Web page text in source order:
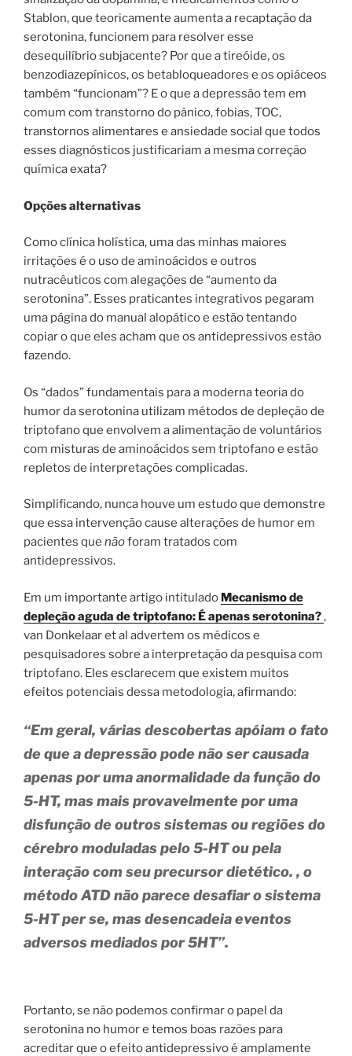
Stablon, que teoricamente aumenta a recaptação da
serotonina, funcionem para resolver esse
desequilíbrio subjacente? Por que a tireóide, os
benzodiazepínicos, os betabloqueadores e os opiáceos
também “funcionam”? E o que a depressão tem em
comum com transtorno do pânico, fobias, TOC,
transtornos alimentares e ansiedade social que todos
esses diagnósticos justificariam a mesma correção
química exata?
Opções alternativas
Como clínica holística, uma das minhas maiores
irritações é o uso de aminoácidos e outros
nutracêuticos com alegações de “aumento da
serotonina”. Esses praticantes integrativos pegaram
uma página do manual alopático e estão tentando
copiar o que eles acham que os antidepressivos estão
fazendo.
Os “dados” fundamentais para a moderna teoria do
humor da serotonina utilizam métodos de depleção de
triptofano que envolvem a alimentação de voluntários
com misturas de aminoácidos sem triptofano e estão
repletos de interpretações complicadas.
Simplificando, nunca houve um estudo que demonstre
que essa intervenção cause alterações de humor em
pacientes que nãoforam tratados com
antidepressivos.
Em um importante artigo intitulado Mecanismo de
depleção aguda de triptofano: É apenas serotonina?,
van Donkelaar et al advertem os médicos e
pesquisadores sobre a interpretação da pesquisa com
triptofano. Eles esclarecem que existem muitos
efeitos potenciais dessa metodologia, afirmando:
“Em geral, várias descobertas apóiam o fato
de que a depressão pode não ser causada
apenas por uma anormalidade da função do
5-HT, mas mais provavelmente por uma
disfunção de outros sistemas ou regiões do
cérebro moduladas pelo 5-HT ou pela
interação com seu precursor dietético. , o
método ATD não parece desafiar o sistema
5-HT per se, mas desencadeia eventos
adversos mediados por 5HT”.
Portanto, se não podemos confirmar o papel da
serotonina no humor e temos boas razões para
acreditar que o efeito antidepressivo é amplamente